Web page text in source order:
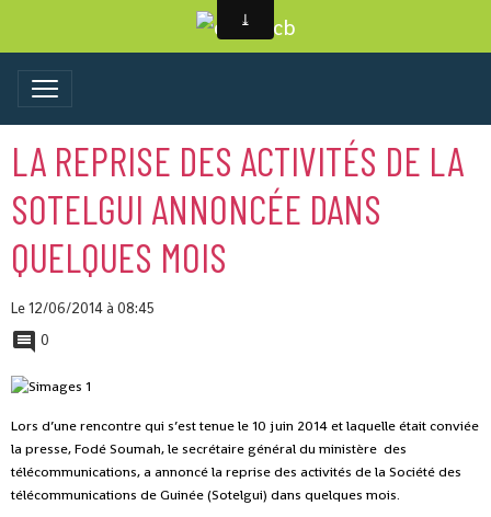
LA REPRISE DES ACTIVITÉS DE LA
SOTELGUI ANNONCÉE DANS
QUELQUES MOIS
Le 12/06/2014à 08:45
0
Lors d’une rencontre qui s’est tenue le 10 juin 2014 et laquelle était conviée
la presse, Fodé Soumah, le secrétaire général du ministère des
télécommunications, a annoncé la reprise des activités de la Société des
télécommunications de Guinée (Sotelgui) dans quelques mois.